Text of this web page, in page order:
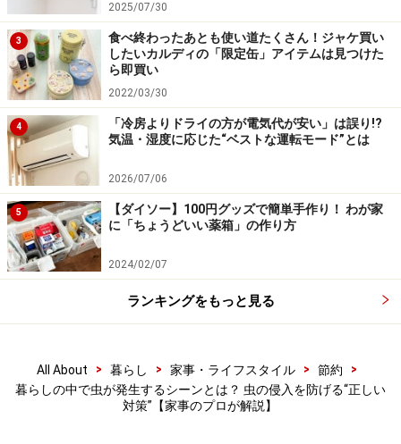
でダニを死滅させることが可能です。しかし、ダニの死
骸が残ってしまうので、掃除機で吸い取るようにしてく
ださい。
ダニ除けシートを布団の間に挟んでおいたり、ダニ除け
スプレーを布団の周りに定期的にかけたりするのも効果
的です。逆にダニを集めるシートもあり、布団の下など
に入れておいて定期的に交換することで、ダニを広げず
に済みます。
いずれにしても、対策をしっかりとして、ダニやダニの
2025/07/30
3
食べ終わったあとも使い道たくさん！ジャケ買い
したいカルディの「限定缶」アイテムは見つけた
ら即買い
2022/03/30
4
「冷房よりドライの方が電気代が安い」は誤り!?
気温・湿度に応じた“ベストな運転モード”とは
2026/07/06
5
【ダイソー】100円グッズで簡単手作り！ わが家
に「ちょうどいい薬箱」の作り方
2024/02/07
ランキングをもっと見る
All About > 暮らし > 家事・ライフスタイル > 節約
>
暮らしの中で虫が発生するシーンとは？ 虫の侵入を防げる“正しい
対策”【家事のプロが解説】